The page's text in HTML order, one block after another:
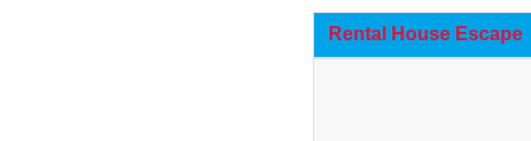
Rental House Escape